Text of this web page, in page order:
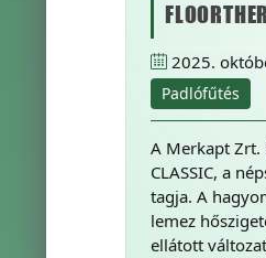
2025.
Padlófűtés
A Merkapt Zrt.
CLASSIC, a
tagja. A
lemez
ellátott